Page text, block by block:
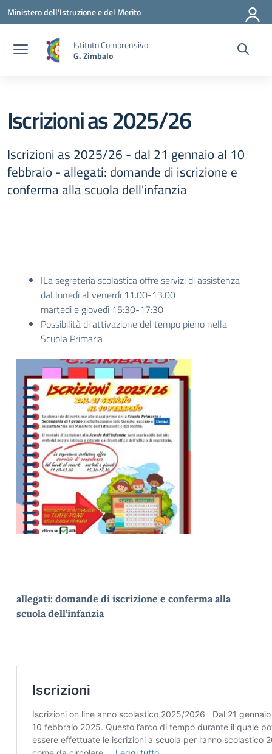
Vai ai contenuti
Vai al menu di navigazione
Vai al footer
Ministero dell'Istruzione e del Merito
Istituto Comprensivo
G. Zimbalo
Iscrizioni as 2025/26
Iscrizioni as 2025/26 - dal 21 gennaio al 10
febbraio - allegati: domande di iscrizione e
conferma alla scuola dell'infanzia
ILa segreteria scolastica offre servizi di assistenza
dal lunedì al venerdì 11.00-13.00
martedì e giovedì 15:30-17:30
Possibilità di attivazione del tempo pieno nella
Scuola Primaria
allegati: domande di iscrizione e conferma alla
scuola dell’infanzia